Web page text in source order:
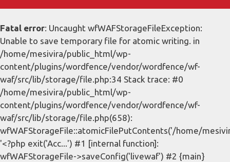
Fatal error: Uncaught wfWAFStorageFileException:
Unable to save temporary file for atomic writing. in
/home/mesivira/public_html/wp-
content/plugins/wordfence/vendor/wordfence/wf-
waf/src/lib/storage/file.php:34 Stack trace: #0
/home/mesivira/public_html/wp-
content/plugins/wordfence/vendor/wordfence/wf-
waf/src/lib/storage/file.php(658):
wfWAFStorageFile::atomicFilePutContents('/home/
'<?php exit('Acc...') #1 [internal function]:
wfWAFStorageFile->saveConfig('livewaf') #2 {main}